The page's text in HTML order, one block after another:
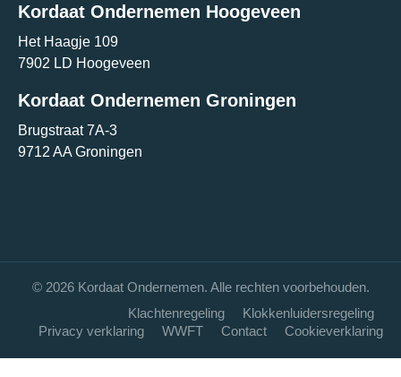
Kordaat Ondernemen Hoogeveen
Het Haagje 109
7902 LD Hoogeveen
Kordaat Ondernemen Groningen
Brugstraat 7A-3
9712 AA Groningen
© 2026 Kordaat Ondernemen. Alle rechten voorbehouden.
Klachtenregeling
Klokkenluidersregeling
Privacy verklaring
WWFT Contact Cookieverklaring